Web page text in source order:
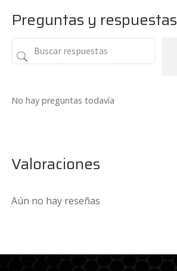
Preguntas y respuestas
No hay preguntas todavía
Valoraciones
Aún no hay reseñas